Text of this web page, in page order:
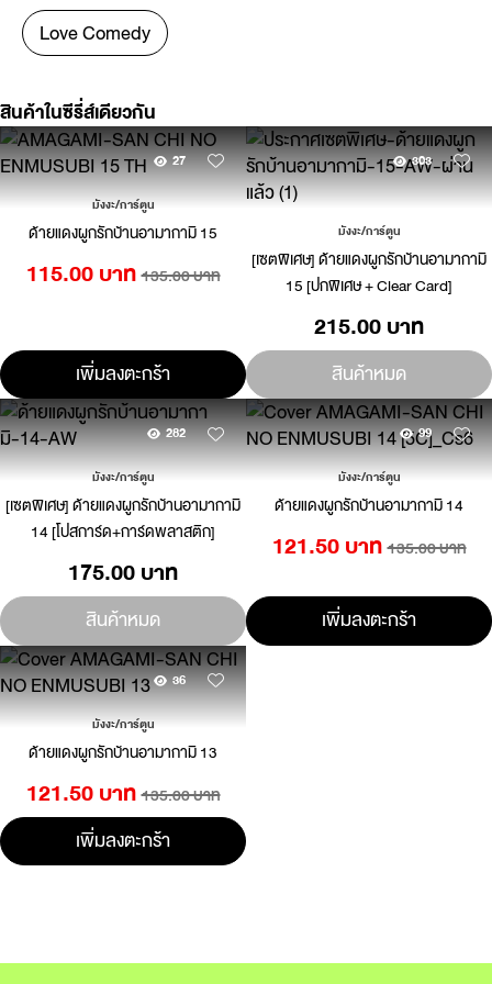
Love Comedy
สินค้าในซีรี่ส์เดียวกัน
27
มังงะ/การ์ตูน
ด้ายแดงผูกรักบ้านอามากามิ 15
115.00 บาท 135.00 บาท
เพิ่มลงตะกร้า
303
มังงะ/การ์ตูน
[เซตพิเศษ] ด้ายแดงผูกรักบ้านอามากามิ
15 [ปกพิเศษ + Clear Card]
215.00 บาท
สินค้าหมด
282
มังงะ/การ์ตูน
[เซตพิเศษ] ด้ายแดงผูกรักบ้านอามากามิ
14 [โปสการ์ด+การ์ดพลาสติก]
175.00 บาท
สินค้าหมด
99
มังงะ/การ์ตูน
ด้ายแดงผูกรักบ้านอามากามิ 14
121.50 บาท 135.00 บาท
เพิ่มลงตะกร้า
36
มังงะ/การ์ตูน
ด้ายแดงผูกรักบ้านอามากามิ 13
121.50 บาท 135.00 บาท
เพิ่มลงตะกร้า